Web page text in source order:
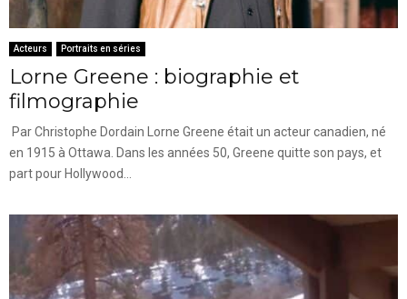
Acteurs Portraits en séries
Lorne Greene : biographie et
filmographie
Par Christophe Dordain Lorne Greene était un acteur canadien, né
en 1915 à Ottawa. Dans les années 50, Greene quitte son pays, et
part pour Hollywood...